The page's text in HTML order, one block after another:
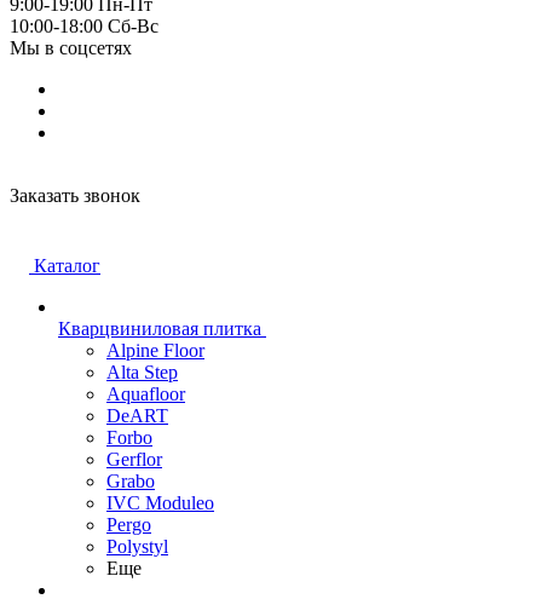
9:00-19:00 Пн-Пт
10:00-18:00 Cб-Вс
Мы в соцсетях
Заказать звонок
Каталог
Кварцвиниловая плитка
Alpine Floor
Alta Step
Aquafloor
DeART
Forbo
Gerflor
Grabo
IVC Moduleo
Pergo
Polystyl
Еще